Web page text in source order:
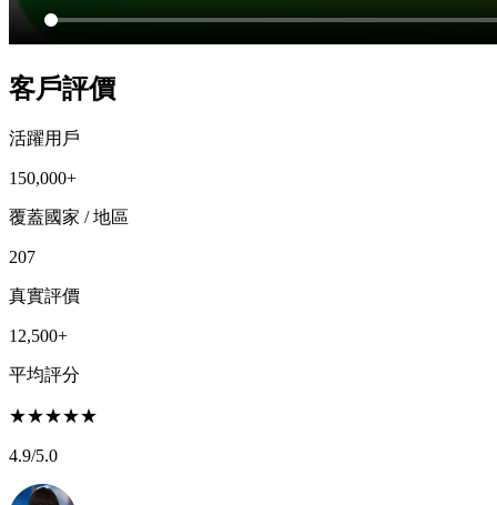
客戶評價
活躍用戶
150,000+
覆蓋國家 / 地區
207
真實評價
12,500+
平均評分
★★★★★
4.9/5.0